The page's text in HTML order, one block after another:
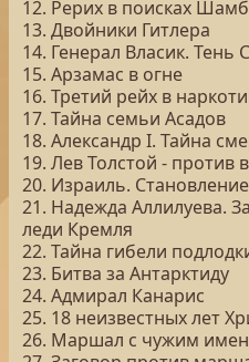
12. Рерих в поисках
13. Двойники Гитлера
14. Генерал Власик. Тень
15. Арзамас в огне
16. Третий рейх в
17. Тайна семьи Асадов
18. Александр I. Тайна
19. Лев Толстой - против
20. Израиль. Становление
21. Надежда Аллилуева.
леди Кремля
22. Тайна гибели
23. Битва за Антарктиду
24. Адмирал Канарис
25. 18 неизвестных лет
26. Маршал с чужим